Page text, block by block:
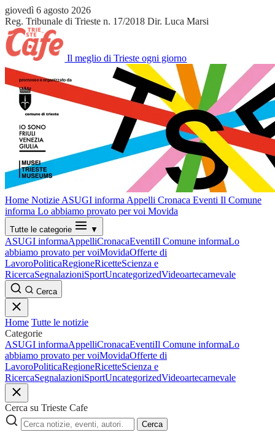
giovedì 6 agosto 2026
Reg. Tribunale di Trieste n. 17/2018 Dir. Luca Marsi
Il meglio di Trieste ogni giorno
Home Notizie ASUGI informa Appelli Cronaca Eventi Il Comune
informa Lo abbiamo provato per voi Movida
Tutte le categorie ▼
ASUGI informaAppelliCronacaEventiIl Comune informaLo
abbiamo provato per voiMovidaOfferte di
LavoroPoliticaRegioneRicetteScienza e
RicercaSegnalazioniSportUncategorizedVideoartecarnevale
Cerca
Home Tutte le notizie
Categorie
ASUGI informaAppelliCronacaEventiIl Comune informaLo
abbiamo provato per voiMovidaOfferte di
LavoroPoliticaRegioneRicetteScienza e
RicercaSegnalazioniSportUncategorizedVideoartecarnevale
Cerca su Trieste Cafe
Cerca